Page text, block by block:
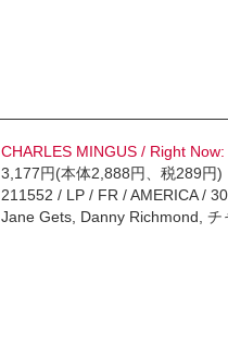
CHARLES MINGUS / Right
3,177円(本体2,888円、税289円)
211552 / LP / FR / AMERICA /
Jane Gets, Danny Richmond, チ